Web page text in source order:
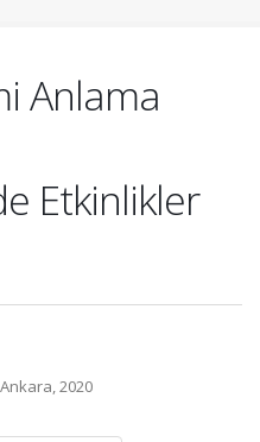
Anlama
Etkinlikler
2020